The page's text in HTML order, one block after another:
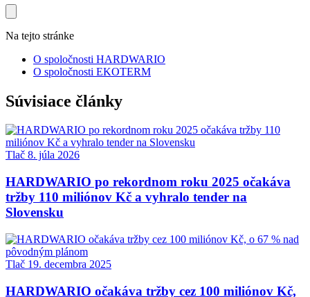
Na tejto stránke
O spoločnosti HARDWARIO
O spoločnosti EKOTERM
Súvisiace články
Tlač 8. júla 2026
HARDWARIO po rekordnom roku 2025 očakáva
tržby 110 miliónov Kč a vyhralo tender na
Slovensku
Tlač 19. decembra 2025
HARDWARIO očakáva tržby cez 100 miliónov Kč,